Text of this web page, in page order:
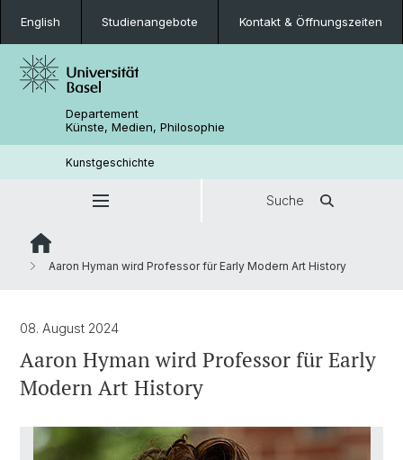
English Studienangebote Kontakt & Öffnungszeiten
Departement
Künste, Medien, Philosophie
Kunstgeschichte
Suche
Aaron Hyman wird Professor für Early Modern Art History
08. August 2024
Aaron Hyman wird Professor für Early
Modern Art History